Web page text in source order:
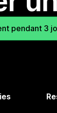
pendant 3